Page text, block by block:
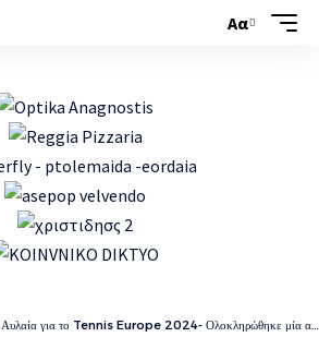
Αα
Αυλαία για το Tennis Europe 2024- Ολοκληρώθηκε μία ακόμα γιορτή του αθλητισμού στον Όμιλο Αντισφαίρισης Πτολεμαΐδας